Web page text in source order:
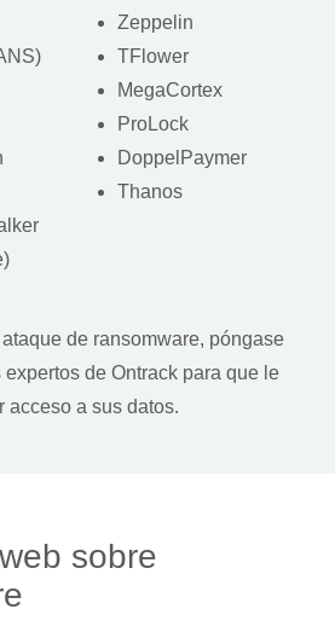
Zeppelin
TFlower
MegaCortex
ProLock
DoppelPaymer
Thanos
de ransomware, póngase
de Ontrack para que le
acceso a sus datos.
sobre